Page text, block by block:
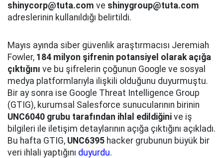
shinycorp@tuta.com ve shinygroup@tuta.com
adreslerinin kullanıldığı belirtildi.
Mayıs ayında siber güvenlik araştırmacısı Jeremiah
Fowler, 184 milyon şifrenin potansiyel olarak açığa
çıktığını ve bu şifrelerin çoğunun Google ve sosyal
medya platformlarıyla ilişkili olduğunu duyurmuştu.
Bir ay sonra ise Google Threat Intelligence Group
(GTIG), kurumsal Salesforce sunucularının birinin
UNC6040 grubu tarafından ihlal edildiğini ve iş
bilgileri ile iletişim detaylarının açığa çıktığını açıkladı.
Bu hafta GTIG, UNC6395 hacker grubunun büyük bir
veri ihlali yaptığını duyurdu.